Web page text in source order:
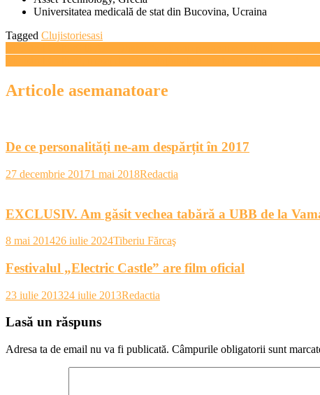
Universitatea medicală de stat din Bucovina, Ucraina
Tagged Clujistoriesasi
Navigare
în
articole
Articole asemanatoare
De ce personalități ne-am despărțit în 2017
27 decembrie 20171 mai 2018Redactia
EXCLUSIV. Am găsit vechea tabără a UBB de la
8 mai 201426 iulie 2024Tiberiu Fărcaş
Festivalul „Electric Castle” are film oficial
23 iulie 201324 iulie 2013Redactia
Lasă un răspuns
Adresa ta de email nu va fi publicată. Câmpurile obligatorii sunt